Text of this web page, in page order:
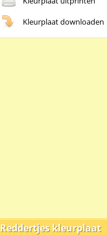
Kleurplaat downloaden
Reddertjes kleurplaat